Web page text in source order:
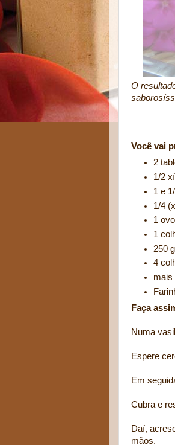
O
Você vai
2
1/2
1 e
1/4
1 ovo
1
250
4
mais
Faça
Numa
Espere
Em
Cubra e
Daí,
mãos.